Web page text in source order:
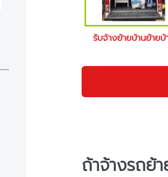
รับจ้างย้ายบ้านย้ายบ้
ถ้าจ้างรถย้